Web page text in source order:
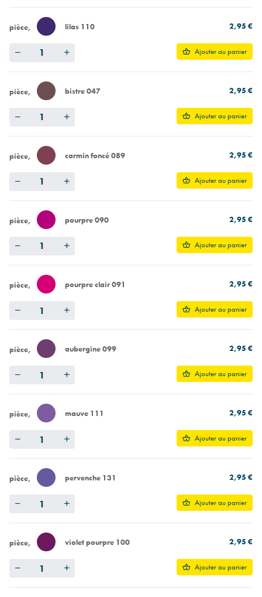
pièce lilas 110 2,95 €
Ajouter au panier
pièce bistre 047 2,95 €
Ajouter au panier
pièce carmin foncé 089 2,95 €
Ajouter au panier
pièce pourpre 090 2,95 €
Ajouter au panier
pièce pourpre clair 091 2,95 €
Ajouter au panier
pièce aubergine 099 2,95 €
Ajouter au panier
pièce mauve 111 2,95 €
Ajouter au panier
pièce pervenche 131 2,95 €
Ajouter au panier
pièce violet pourpre 100 2,95 €
Ajouter au panier